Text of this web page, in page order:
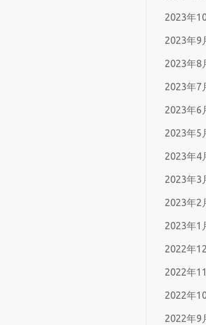
2023年
2023年9
2023年8
2023年7
2023年6
2023年5
2023年4
2023年3
2023年2
2023年1
2022年
2022年
2022年
2022年9